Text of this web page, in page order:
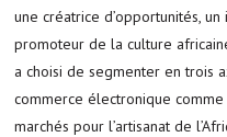
une créatrice d’opportunités,
promoteur de la culture
a choisi de segmenter en trois
commerce électronique
marchés pour l’artisanat de